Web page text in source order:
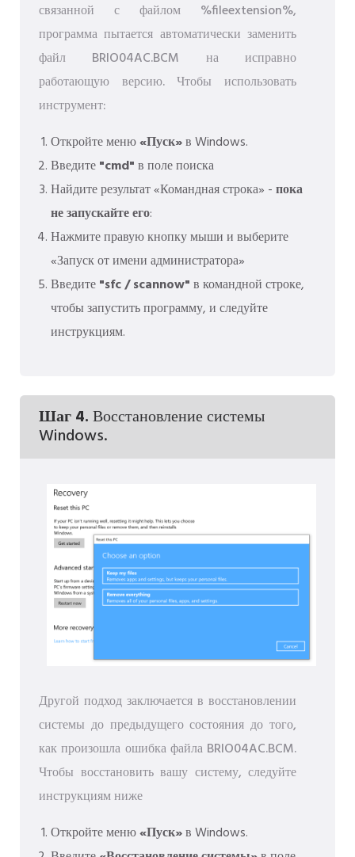
связанной с файлом %fileextension%,
программа пытается автоматически заменить
файл BRIO04AC.BCM на исправно
работающую версию. Чтобы использовать
инструмент:
Откройте меню«Пуск»в Windows.
Введите"cmd"в поле поиска
Найдите результат «Командная строка» -пока
не запускайте его:
Нажмите правую кнопку мыши и выберите
«Запуск от имени администратора»
Введите"sfc / scannow"в командной строке,
чтобы запустить программу, и следуйте
инструкциям.
Шаг 4.Восстановление системы
Windows.
Другой подход заключается в восстановлении
системы до предыдущего состояния до того,
как произошла ошибка файла BRIO04AC.BCM.
Чтобы восстановить вашу систему, следуйте
инструкциям ниже
Откройте меню«Пуск»в Windows.